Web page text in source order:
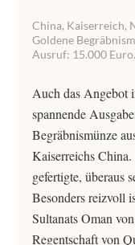
China, Kaiserreich,
Goldene
Ausruf: 15.000 Euro.
Auch das Angebot
spannende
Begräbnismünze
Kaiserreichs
gefertigte, überaus
Besonders reizvoll
Sultanats Oman
Regentschaft von